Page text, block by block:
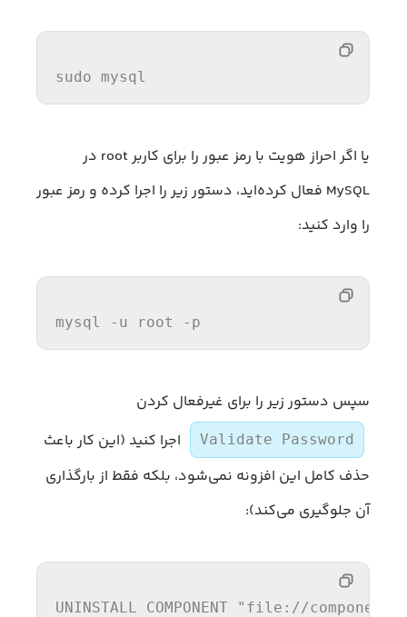
sudo mysql
یا اگر احراز هویت با رمز عبور را برای کاربر root در
MySQL فعال کرده‌اید، دستور زیر را اجرا کرده و رمز عبور
را وارد کنید:
mysql -u root - p
سپس دستور زیر را برای غیرفعال کردن
Validate Password
اجرا کنید (این کار باعث
حذف کامل این افزونه نمی‌شود، بلکه فقط از بارگذاری
آن جلوگیری می‌کند):
UNINSTALL COMPONENT "file://